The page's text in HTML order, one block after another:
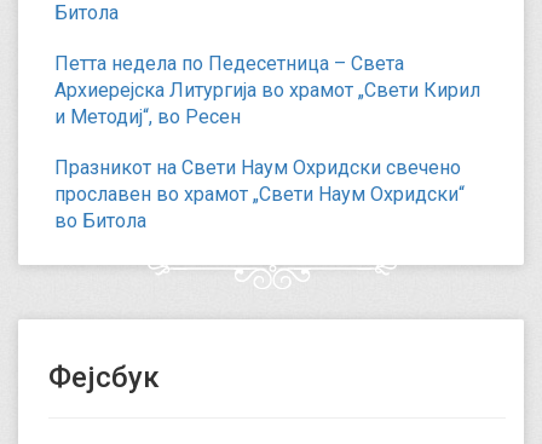
Битола
Петта недела по Педесетница – Света
Архиерејска Литургија во храмот „Свети Кирил
и Методиј“, во Ресен
Празникот на Свети Наум Охридски свечено
прославен во храмот „Свети Наум Охридски“
во Битола
Фејсбук